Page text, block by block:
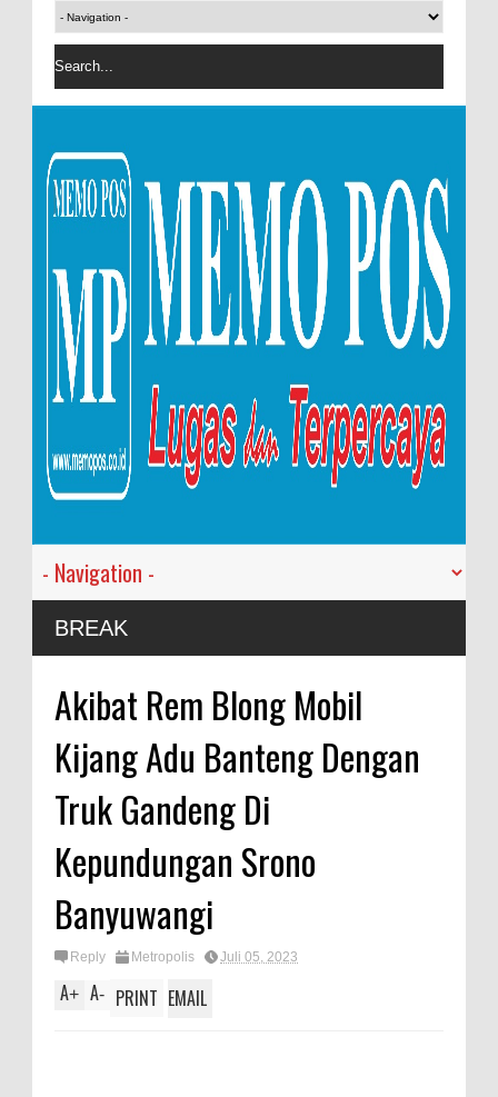
BREAK
Akibat Rem Blong Mobil
Kijang Adu Banteng Dengan
Truk Gandeng Di
Kepundungan Srono
Banyuwangi
Reply Metropolis Juli 05, 2023
A+ A- PRINT EMAIL